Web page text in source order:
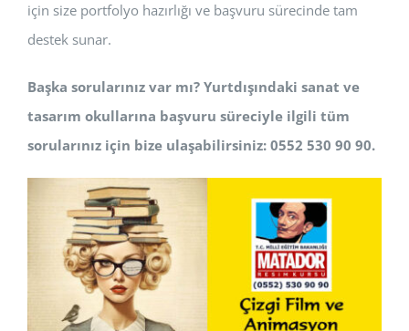
için size portfolyo hazırlığı ve başvuru sürecinde tam
destek sunar.
Başka sorularınız var mı? Yurtdışındaki sanat ve
tasarım okullarına başvuru süreciyle ilgili tüm
sorularınız için bize ulaşabilirsiniz: 0552 530 90 90.